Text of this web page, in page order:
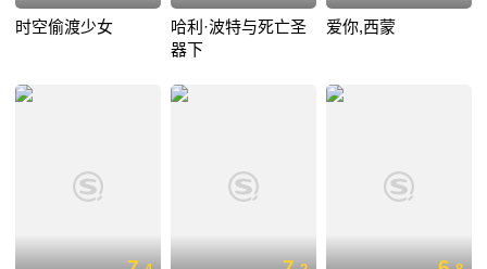
时空偷渡少女
哈利·波特与死亡圣
器下
爱你,西蒙